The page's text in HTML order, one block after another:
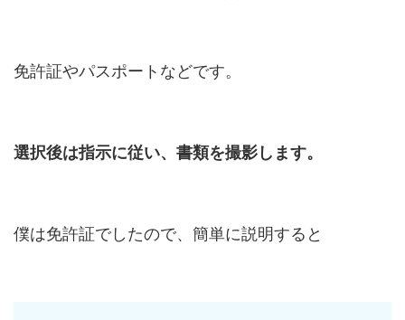
免許証やパスポートなどです。
選択後は指示に従い、書類を撮影します。
僕は免許証でしたので、簡単に説明すると